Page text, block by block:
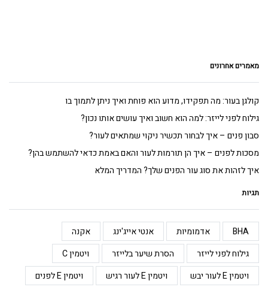
מאמרים אחרונים
קולגן בעור: מה תפקידו, מדוע הוא פוחת ואיך ניתן לתמוך בו
גילוח לפני לייזר: למה הוא חשוב ואיך עושים אותו נכון?
סבון פנים – איך לבחור תכשיר ניקוי שמתאים לעור?
מסכות לפנים – איך הן תורמות לעור והאם באמת כדאי להשתמש בהן?
איך לזהות את סוג עור הפנים שלך? המדריך המלא
תגיות
BHA אדמומיות אנטי אייג'ינג
אקנה
גילוח לפני לייזר
הסרת שיער בלייזר
ויטמין C
ויטמין E לעור יבש
ויטמין E לעור רגיש
ויטמין E לפנים